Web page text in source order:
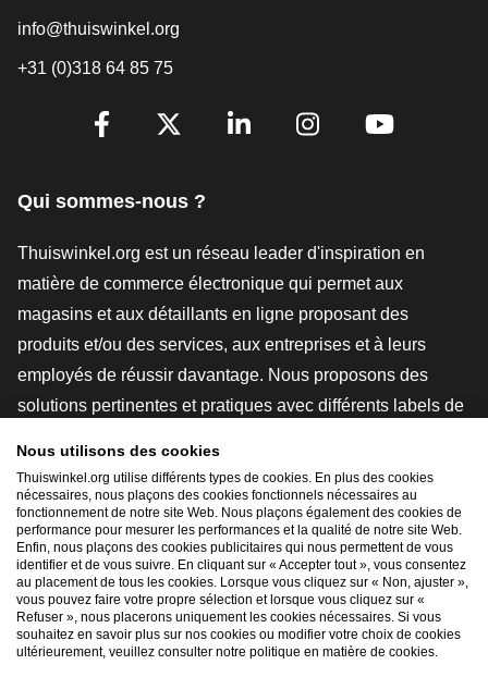
info@thuiswinkel.org
+31 (0)318 64 85 75
[_General:SocialMediaTitle]
Qui sommes-nous ?
Thuiswinkel.org est un réseau leader d'inspiration en
matière de commerce électronique qui permet aux
magasins et aux détaillants en ligne proposant des
produits et/ou des services, aux entreprises et à leurs
employés de réussir davantage. Nous proposons des
solutions pertinentes et pratiques avec différents labels de
études de marché, et nous disposons de notre propre
plateforme d'enseignement, la Thuiswinkel e-Academy.
Naviguer rapidement
Nous utilisons des cookies
Thuiswinkel.org utilise différents types de cookies. En plus des cookies
nécessaires, nous plaçons des cookies fonctionnels nécessaires au
fonctionnement de notre site Web. Nous plaçons également des cookies de
performance pour mesurer les performances et la qualité de notre site Web.
Enfin, nous plaçons des cookies publicitaires qui nous permettent de vous
identifier et de vous suivre. En cliquant sur « Accepter tout », vous consentez
au placement de tous les cookies. Lorsque vous cliquez sur « Non, ajuster »,
vous pouvez faire votre propre sélection et lorsque vous cliquez sur «
Refuser », nous placerons uniquement les cookies nécessaires. Si vous
souhaitez en savoir plus sur nos cookies ou modifier votre choix de cookies
ultérieurement, veuillez consulter notre politique en matière de cookies.